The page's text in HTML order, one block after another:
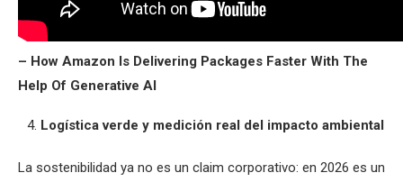
– How Amazon Is Delivering Packages Faster With The
Help Of Generative AI
Logística verde y medición real del impacto ambiental
La sostenibilidad ya no es un claim corporativo: en 2026 es un